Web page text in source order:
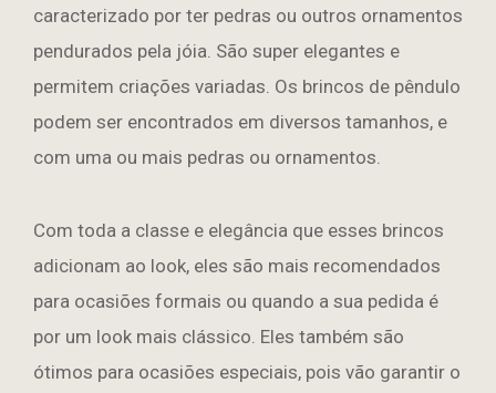
caracterizado por ter pedras ou outros ornamentos
pendurados pela jóia. São super elegantes e
permitem criações variadas. Os brincos de pêndulo
podem ser encontrados em diversos tamanhos, e
com uma ou mais pedras ou ornamentos.
Com toda a classe e elegância que esses brincos
adicionam ao look, eles são mais recomendados
para ocasiões formais ou quando a sua pedida é
por um look mais clássico. Eles também são
ótimos para ocasiões especiais, pois vão garantir o